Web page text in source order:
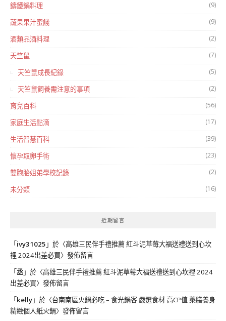
鑄鐵鍋料理 (9)
蔬果果汁蜜餞 (9)
酒類品酒料理 (2)
天竺鼠 (7)
天竺鼠成長紀錄 (5)
天竺鼠飼養需注意的事項 (2)
育兒百科 (56)
家庭生活點滴 (17)
生活智慧百科 (39)
懷孕取卵手術 (23)
雙胞胎姐弟學校記錄 (2)
未分類 (16)
近期留言
「 ivy31025 」於〈高雄三民伴手禮推薦 紅斗泥草莓大福送禮送到心坎
裡 2024出差必買〉發佈留言
「丞」於〈高雄三民伴手禮推薦 紅斗泥草莓大福送禮送到心坎裡 2024
出差必買〉發佈留言
「 kelly」於〈台南南區火鍋必吃 – 食光鍋客 嚴選食材 高CP值 藥膳養身
精緻個人紙火鍋〉發佈留言